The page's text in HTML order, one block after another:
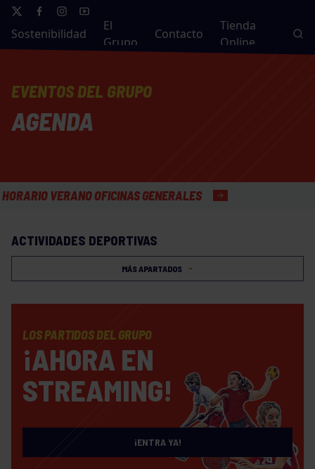
Sostenibilidad
El
Grupo
Contacto
Tienda
Online
EVENTOS DEL GRUPO
AGENDA
VERANO OFICINAS GENERALES
ACTIVIDADES DEPORTIVAS
MÁS APARTADOS
LOS PARTIDOS DEL GRUPO
¡AHORA EN
STREAMING!
¡ENTRA YA!